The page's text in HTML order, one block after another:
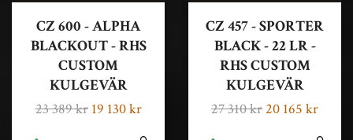
CZ 600 - ALPHA
BLACKOUT - RHS
CUSTOM
KULGEVÄR
23 389 kr 19 130 kr
CZ 457 - SPORTER
BLACK - 22 LR -
RHS CUSTOM
KULGEVÄR
27 310 kr 20 165 kr